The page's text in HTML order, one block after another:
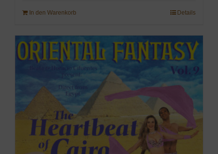
In den Warenkorb Details